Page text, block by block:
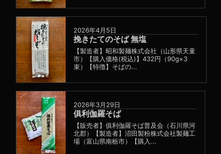
2026年4月5日
挽きたてのそば 無塩
【製造者】昭和製麺株式会社（山形県天童
市）【購入価格(税込)】432円（90g×3
束）【特徴】そばの...
2026年3月29日
俱利伽羅そば
【販売者】俱利伽羅そば普及会（石川県河
北郡）【製造者】沼田製粉株式会社製麺工
場（富山県南栃市）【購入...